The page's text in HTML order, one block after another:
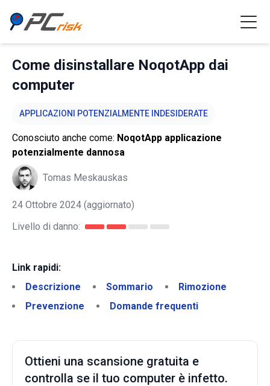
Come disinstallare NoqotApp dai
computer
APPLICAZIONI POTENZIALMENTE INDESIDERATE
Conosciuto anche come: NoqotApp applicazione
potenzialmente dannosa
Tomas Meskauskas
24 Ottobre 2024 (aggiornato)
Livello di danno:
Link rapidi:
Descrizione
Sommario
Rimozione
Prevenzione
Domande frequenti
Ottieni una scansione gratuita e
controlla se il tuo computer è infetto.